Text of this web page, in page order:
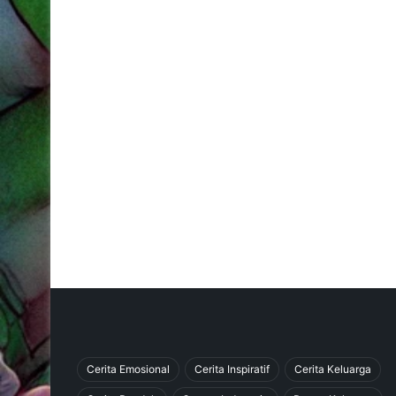
Cerita Emosional Cerita Inspiratif Cerita Keluarga